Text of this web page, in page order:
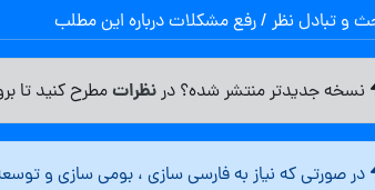
و تبادل نظر / رفع مشکلات درباره این مطلب
نسخه جدیدتر منتشر شده؟ درنظراتمطرح کنید تا
در صورتی که نیاز به فارسی سازی ، بومی سازی و